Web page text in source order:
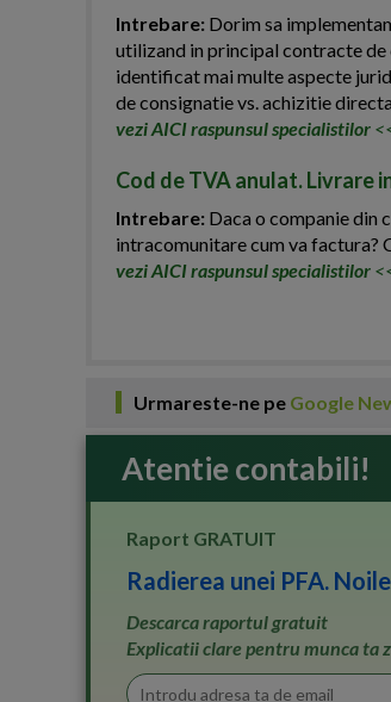
Intrebare: Dorim sa
utilizand in principal contracte de
identificat mai multe aspecte
de consignatie vs. achizitie
vezi AICI raspunsul specialistilor
Cod de TVA anulat. Livrare
Intrebare: Daca o companie din
intracomunitare cum va factura?
vezi AICI raspunsul specialistilor
Urmareste-ne pe Google
Atentie contabili!
Raport GRATUIT
Radierea unei PFA.
Descarca raportul gratuit
Explicatii clare pentru munca ta